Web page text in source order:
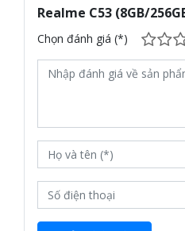
bóng bẩy và các đường cong
dễ chịu và sang trọng. Điện
tấm nền IPS LCD, độ phân giải
tương phản tốt. Màn hình lớn
Realme C53 (8GB/
Chọn đánh giá (*)